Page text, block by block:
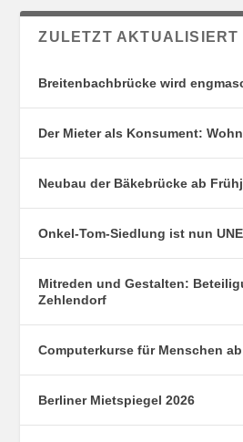
ZULETZT AKTUALISIERT
Breitenbachbrücke wird
Der Mieter als Konsument:
Neubau der Bäkebrücke ab
Onkel-Tom-Siedlung ist nun
Mitreden und Gestalten:
Zehlendorf
Computerkurse für Menschen
Berliner Mietspiegel 2026